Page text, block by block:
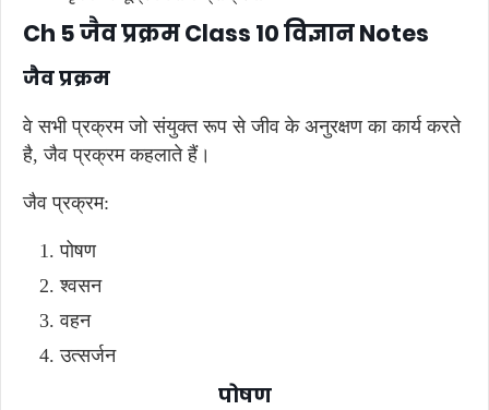
Ch 5 जैव प्रक्रम Class 10 विज्ञान Notes
जैव प्रक्रम
वे सभी प्रक्रम जो संयुक्त रूप से जीव के अनुरक्षण का कार्य करते
है, जैव प्रक्रम कहलाते हैं।
जैव प्रक्रम:
पोषण
श्वसन
वहन
उत्सर्जन
पोषण